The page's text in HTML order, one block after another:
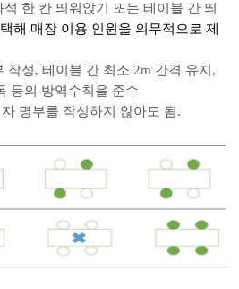
한 칸 띄워앉기 또는 테이블 간 띄
해 매장 이용 인원을 의무적으로 제
작성, 테이블 간 최소 2m 간격 유지,
등의 방역수칙을 준수
명부를 작성하지 않아도 됨.